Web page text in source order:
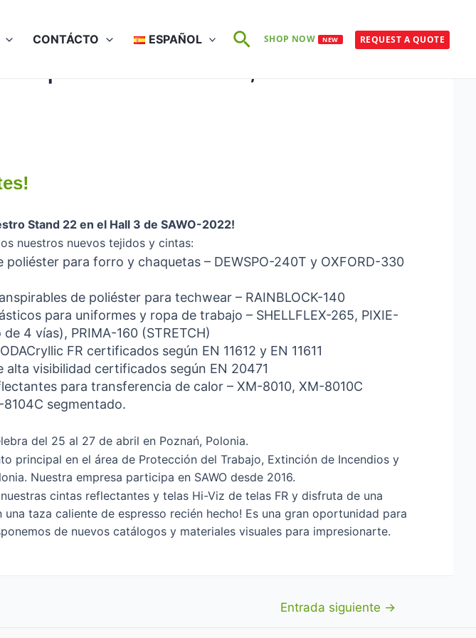
CONTÁCTO ESPAÑOL BuscarSHOP NOW NEW REQUEST A QUOTE
| Nuestro stand 22, Hall 3
Stand 22 en el Hall 3 de SAWO-2022!
nuestros nuevos tejidos y cintas:
poliéster para forro y chaquetas – DEWSPO-240T y OXFORD-330
de poliéster para techwear – RAINBLOCK-140
para uniformes y ropa de trabajo – SHELLFLEX-265, PIXIE-
4 vías), PRIMA-160 (STRETCH)
FR certificados según EN 11612 y EN 11611
alta visibilidad certificados según EN 20471
para transferencia de calor – XM-8010, XM-8010C
segmentado.
del 25 al 27 de abril en Poznań, Polonia.
principal en el área de Protección del Trabajo, Extinción de Incendios y
Nuestra empresa participa en SAWO desde 2016.
nuestras cintas reflectantes y telas Hi-Viz de telas FR y disfruta de una
taza caliente de espresso recién hecho! Es una gran oportunidad para
de nuevos catálogos y materiales visuales para impresionarte.
Entrada siguiente →